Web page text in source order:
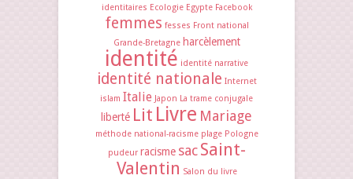
identitaires Ecologie Egypte Facebook
femmes fesses Front national
Grande-Bretagne harcèlement
identité identité narrative
identité nationale Internet
islam Italie Japon La trame conjugale
liberté Lit Livre Mariage
méthode national-racisme plage Pologne
pudeur racisme sac Saint-
Valentin Salon du livre